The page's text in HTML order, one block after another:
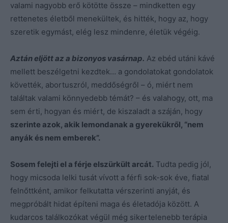
valami nagyobb erő kötötte össze – mindketten egy
rettenetes életből menekültek, és hitték, hogy az, hogy
szeretik egymást, elég lesz mindenre, életük végéig.
Aztán eljött az a bizonyos vasárnap. Az ebéd utáni kávé
mellett beszélgetni kezdtek… a gondolatokat gondolatok
követték, abortuszról, meddőségről – ó, miért nem
találtak valami könnyedebb témát? – és valahogy, ott, ma
sem érti, hogyan és miért, de kiszaladt a száján, hogy
szerinte azok, akik lemondanak a gyerekükről, “nem
anyák és nem emberek”.
Sosem felejti el a férje elszürkült arcát. Tudta pedig jól,
hogy micsoda lelki tusát vívott a férfi sok-sok éve, fiatal
felnőttként, amikor felkutatta vérszerinti anyját, és
megpróbált hidat építeni maga és életadója között. A
kudarcos találkozókat végül még sikertelenebb terápia